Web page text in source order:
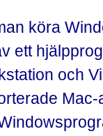
köra
ett
och